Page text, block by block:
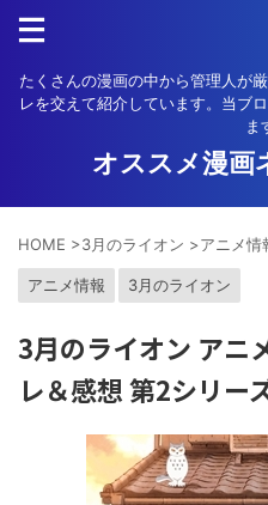
たくさんの漫画の中から管理人が
レを交えて紹介しています。当ブ
ま
オススメ漫画
HOME >3月のライオン >アニメ情
アニメ情報 3月のライオン
3月のライオン アニ
レ＆感想 第2シリー